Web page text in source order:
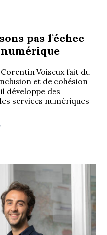
pas l’échec
Voiseux fait du
et de cohésion
il développe des
services numériques